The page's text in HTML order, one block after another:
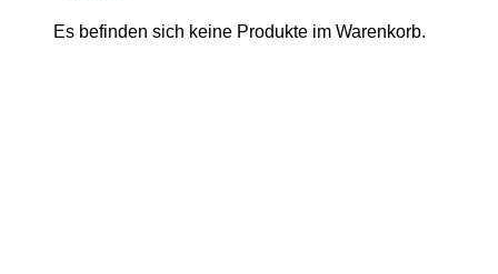
Es befinden sich keine Produkte im Warenkorb.